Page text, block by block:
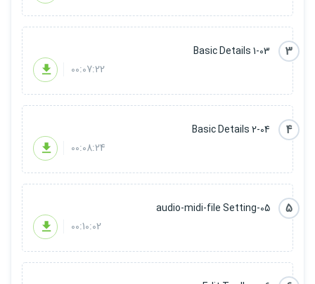
3
03-Basic Details 1
00:07:22
4
04-Basic Details 2
00:08:24
5
05-audio-midi-file Setting
00:10:02